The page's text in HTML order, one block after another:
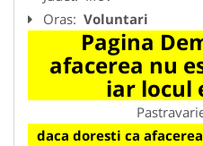
Oras: Voluntari
Pagina
afacerea nu
iar locul
daca doresti ca